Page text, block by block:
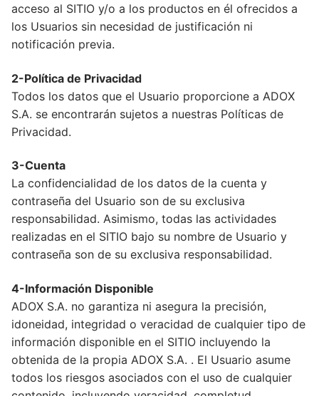
acceso al SITIO y/o a los productos en él ofrecidos a
los Usuarios sin necesidad de justificación ni
notificación previa.
2-Política de Privacidad
Todos los datos que el Usuario proporcione a ADOX
S.A. se encontrarán sujetos a nuestras Políticas de
Privacidad.
3-Cuenta
La confidencialidad de los datos de la cuenta y
contraseña del Usuario son de su exclusiva
responsabilidad. Asimismo, todas las actividades
realizadas en el SITIO bajo su nombre de Usuario y
contraseña son de su exclusiva responsabilidad.
4-Información Disponible
ADOX S.A. no garantiza ni asegura la precisión,
idoneidad, integridad o veracidad de cualquier tipo de
información disponible en el SITIO incluyendo la
obtenida de la propia ADOX S.A. . El Usuario asume
todos los riesgos asociados con el uso de cualquier